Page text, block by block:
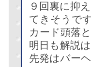
９回裏に抑
てきそうで
カード頭落
明日も解説
先発はバー